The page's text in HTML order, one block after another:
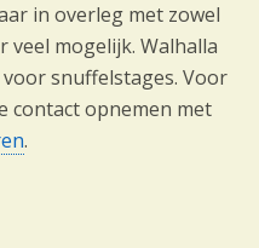
in overleg met zowel
veel mogelijk. Walhalla
snuffelstages. Voor
contact opnemen met
.